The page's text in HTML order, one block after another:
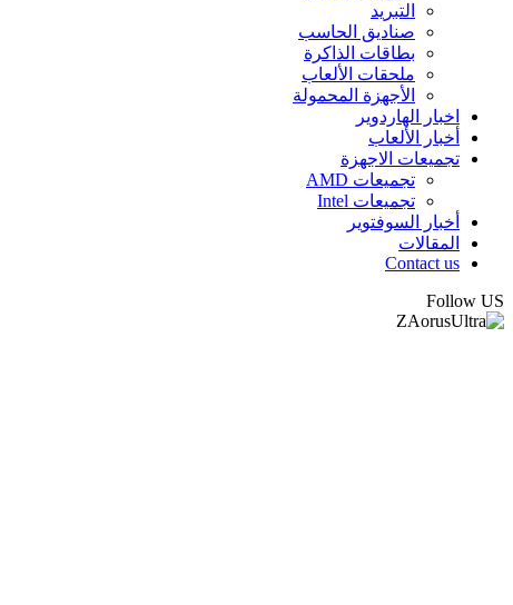
التبريد
صناديق الحاسب
بطاقات الذاكرة
ملحقات الألعاب
الأجهزة المحمولة
اخبار الهاردوير
أخبار الألعاب
تجميعات الاجهزة
تجميعات AMD
تجميعات Intel
أخبار السوفتوير
المقالات
Contact us
Follow US